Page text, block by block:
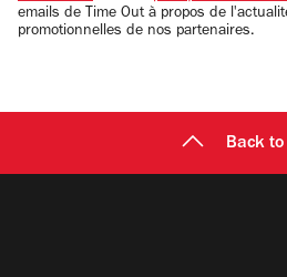
emails de Time Out à propos de
promotionnelles de nos partenaires.
Back to